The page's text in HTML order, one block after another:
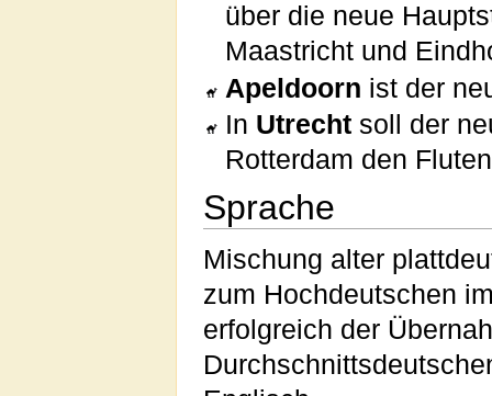
über die neue
Maastricht und
Apeldoorn ist der
In Utrecht soll der
Rotterdam den
Sprache
Mischung alter
zum Hochdeutschen
erfolgreich der